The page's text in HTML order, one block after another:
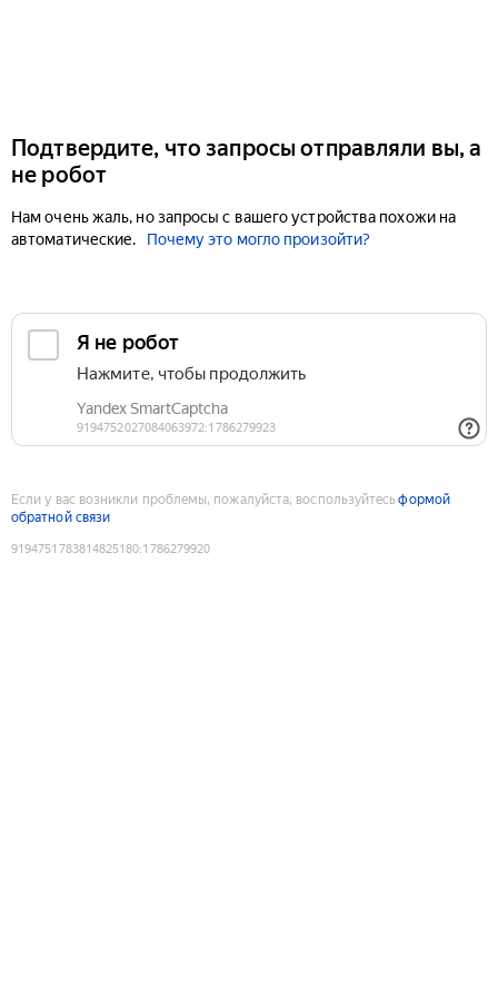
Подтвердите, что запросы отправляли вы, а
не робот
Нам очень жаль, но запросы с вашего устройства похожи на
автоматические.
Почему это могло произойти?
Если у вас возникли проблемы, пожалуйста, воспользуйтесьформой
обратной связи
9194751783814825180:1786279920